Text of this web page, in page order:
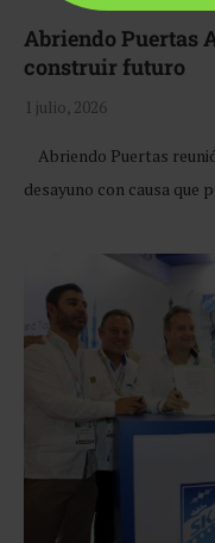
Abriendo Puertas
construir futuro
1 julio, 2026
Abriendo Puertas
desayuno con causa que